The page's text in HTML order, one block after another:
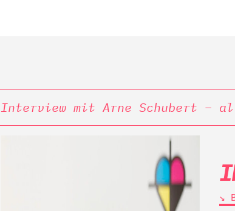
Interview mit Arne Schubert –
↘︎